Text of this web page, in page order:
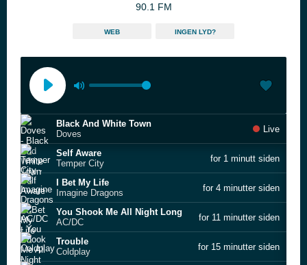
90.1 FM
WEB INGEN LYD?
Black And White Town
Doves
Live
Self Aware
Temper City
for 1 minutt siden
I Bet My Life
Imagine Dragons
for 4 minutter siden
You Shook Me All Night Long
AC/DC
for 11 minutter siden
Trouble
Coldplay
for 15 minutter siden